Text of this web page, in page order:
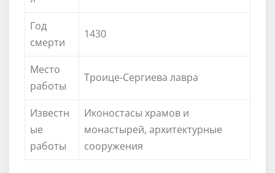
Год
смерти
1430
Место
работы
Троице-Сергиева лавра
Известн
ые
работы
Иконостасы храмов и
монастырей, архитектурные
сооружения